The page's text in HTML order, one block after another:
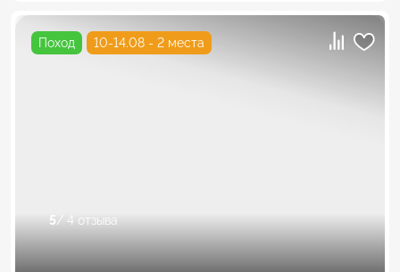
Поход 10-14.08 - 2 места
5/ 4 отзыва